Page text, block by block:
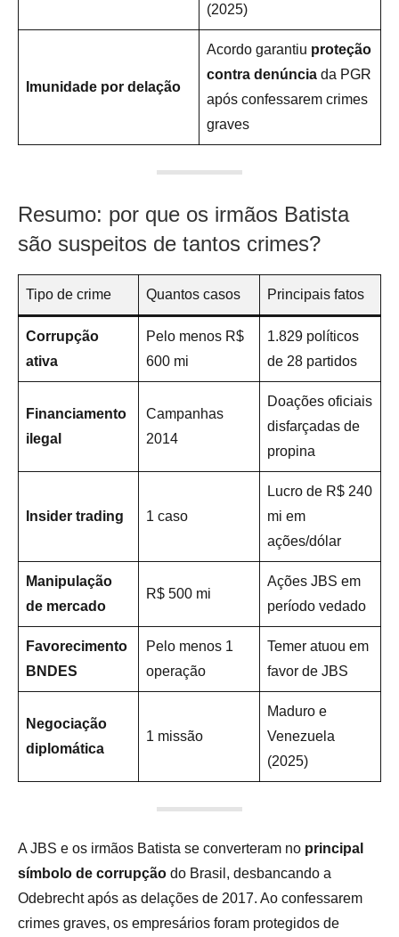
(2025)
Imunidade por delação
Acordo garantiu proteção
contra denúncia da PGR
após confessarem crimes
graves
Resumo: por que os irmãos Batista
são suspeitos de tantos crimes?
Tipo de crime Quantos casos Principais fatos
Corrupção
ativa
Pelo menos R$
600 mi
1.829 políticos
de 28 partidos
Financiamento
ilegal
Campanhas
2014
Doações oficiais
disfarçadas de
propina
Insider trading 1 caso
Lucro de R$ 240
mi em
ações/dólar
Manipulação
de mercado
R$ 500 mi
Ações JBS em
período vedado
Favorecimento
BNDES
Pelo menos 1
operação
Temer atuou em
favor de JBS
Negociação
diplomática
1 missão
Maduro e
Venezuela
(2025)
A JBS e os irmãos Batista se converteram no principal
símbolo de corrupção do Brasil, desbancando a
Odebrecht após as delações de 2017. Ao confessarem
crimes graves, os empresários foram protegidos de